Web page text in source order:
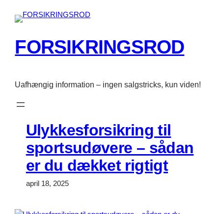
FORSIKRINGSROD
Uafhængig information – ingen salgstricks, kun viden!
Ulykkesforsikring til
sportsudøvere – sådan
er du dækket rigtigt
april 18, 2025